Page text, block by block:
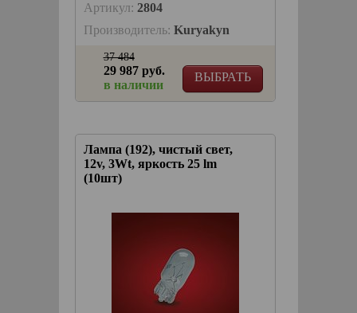
Артикул: 2804
Производитель: Kuryakyn
ВЫБРАТЬ
37 484
29 987 руб.
в наличии
Лампа (192), чистый свет,
12v, 3Wt, яркость 25 lm
(10шт)